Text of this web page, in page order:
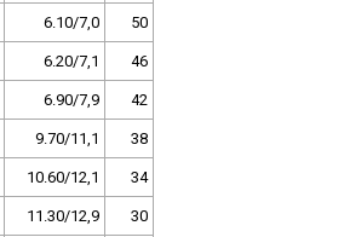
6.10/7,0 50
6.20/7,1 46
6.90/7,9 42
9.70/11,1 38
10.60/12,1 34
11.30/12,9 30